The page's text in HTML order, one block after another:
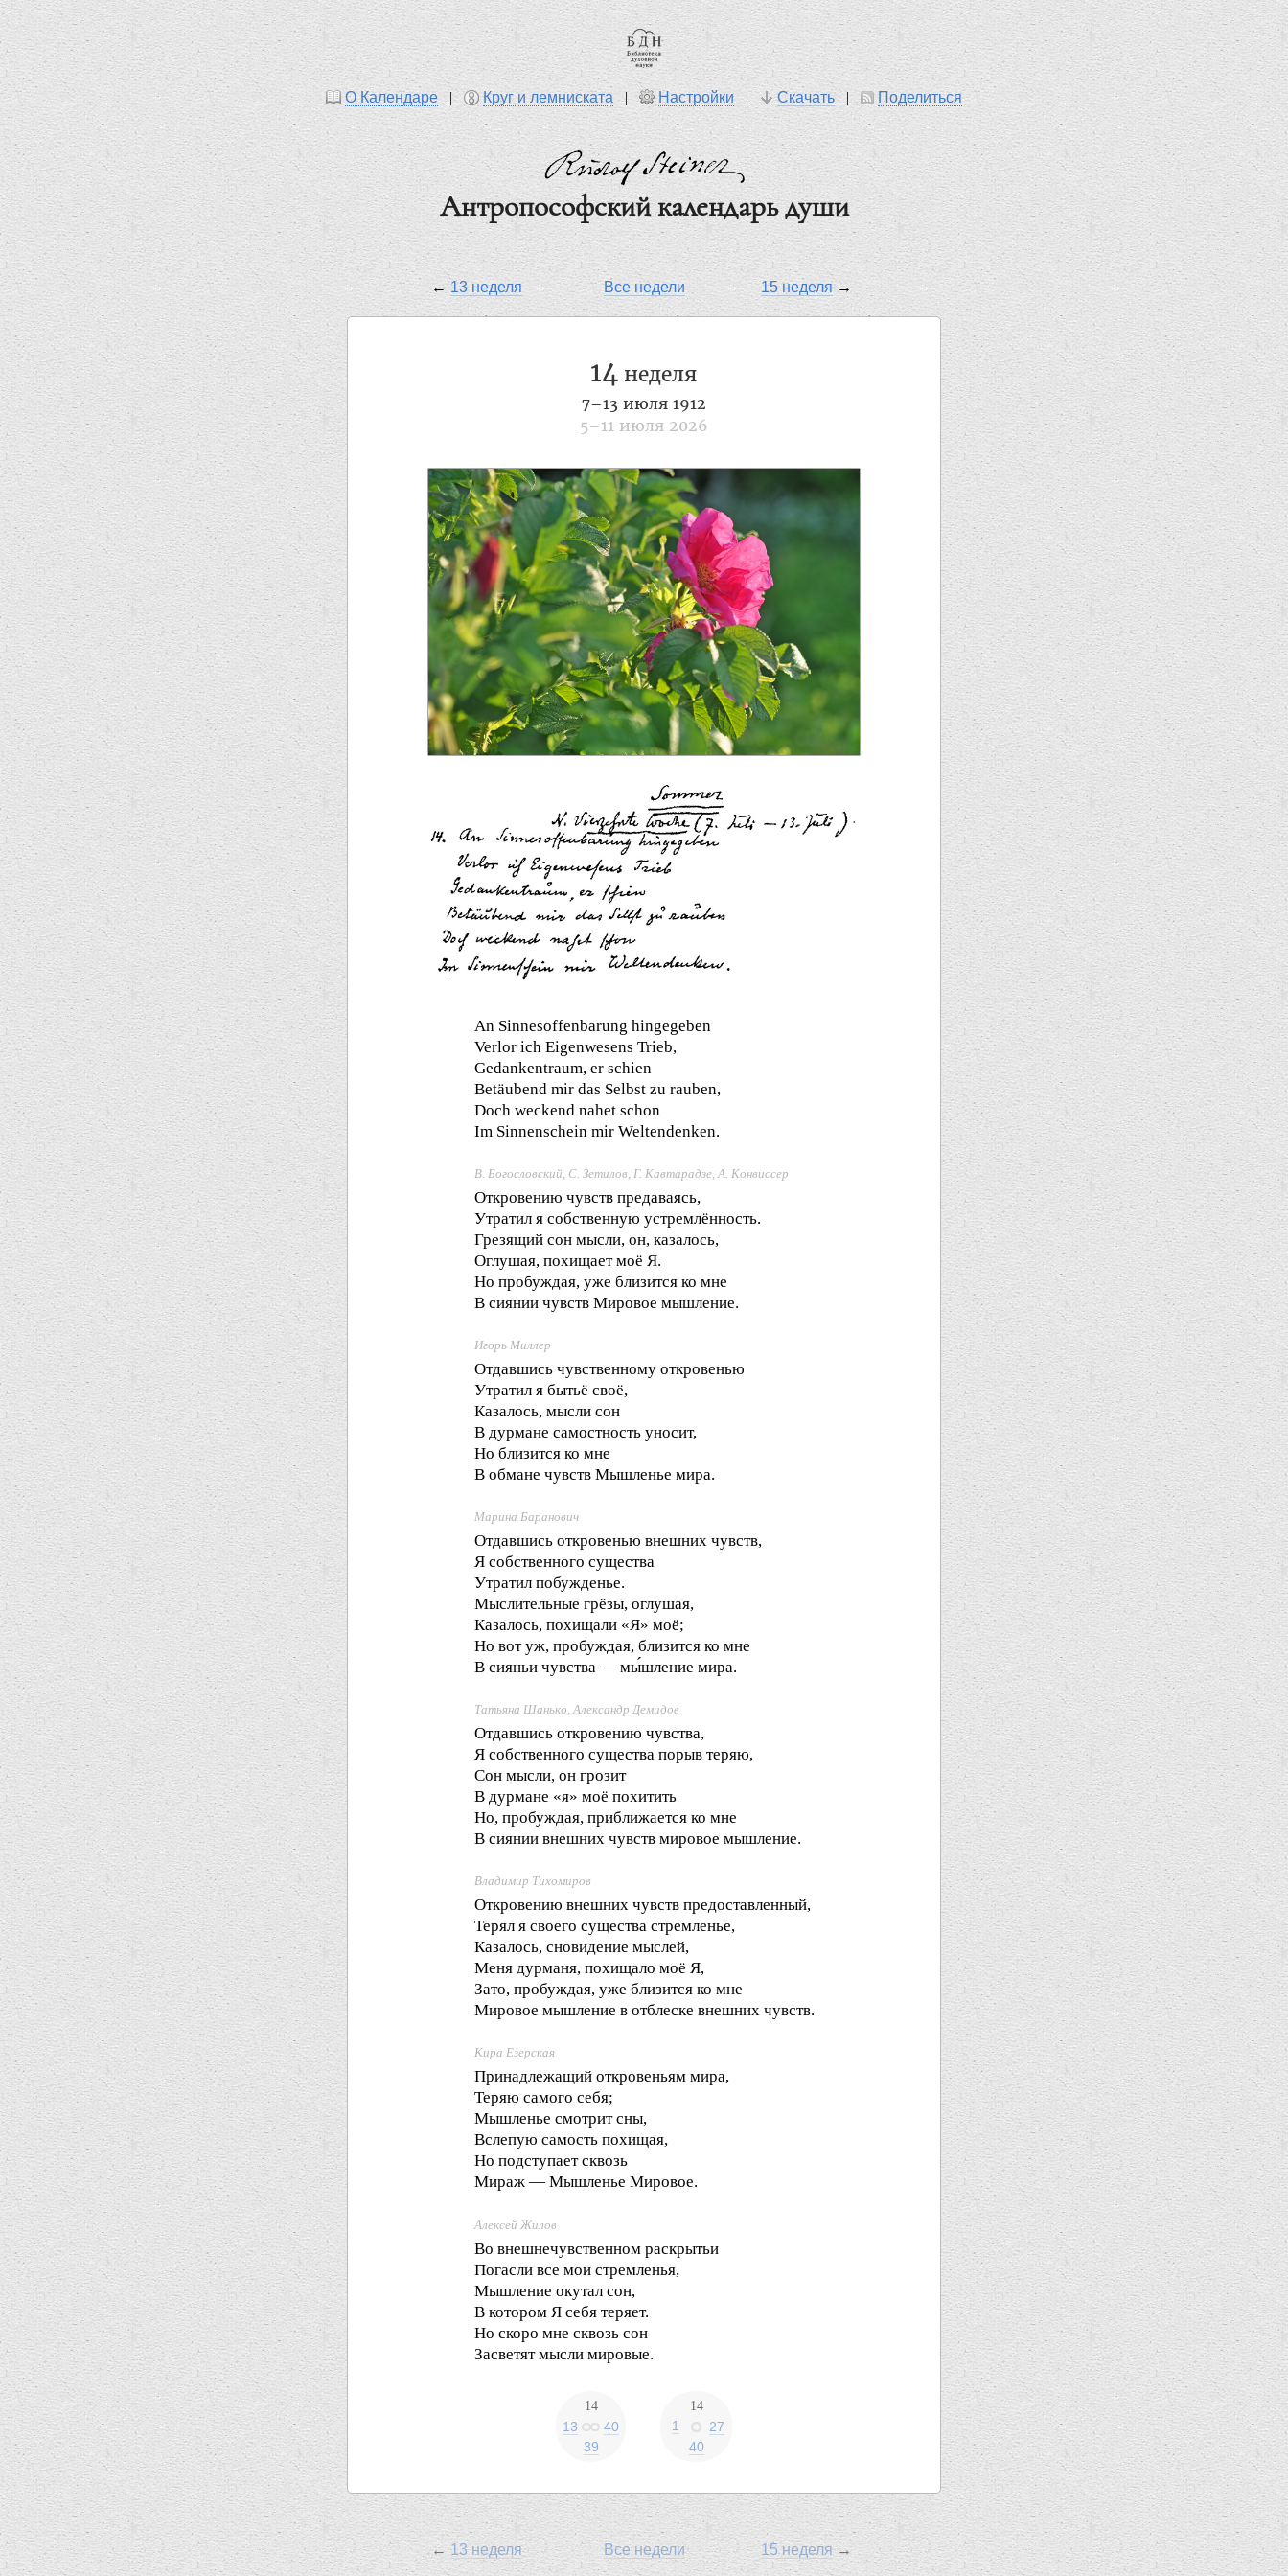
О Календаре | Круг и лемниската | Настройки| Скачать| Поделиться
Антропософский календарь души
← 13 неделя Все недели 15 неделя→
14 неделя
7–13 июля 1912
5–11 июля 2026
An Sinnesoffenbarung hingegeben
Verlor ich Eigenwesens Trieb,
Gedankentraum, er schien
Betäubend mir das Selbst zu rauben,
Doch weckend nahet schon
Im Sinnenschein mir Weltendenken.
В. Богословский, С. Зетилов, Г. Кавтарадзе, А. Конвиссер
Откровению чувств предаваясь,
Утратил я собственную устремлённость.
Грезящий сон мысли, он, казалось,
Оглушая, похищает моё Я.
Но пробуждая, уже близится ко мне
В сиянии чувств Мировое мышление.
Игорь Миллер
Отдавшись чувственному откровенью
Утратил я бытьё своё,
Казалось, мысли сон
В дурмане самостность уносит,
Но близится ко мне
В обмане чувств Мышленье мира.
Марина Баранович
Отдавшись откровенью внешних чувств,
Я собственного существа
Утратил побужденье.
Мыслительные грёзы, оглушая,
Казалось, похищали «Я» моё;
Но вот уж, пробуждая, близится ко мне
В сияньи чувства — мы́шление мира.
Татьяна Шанько, Александр Демидов
Отдавшись откровению чувства,
Я собственного существа порыв теряю,
Сон мысли, он грозит
В дурмане «я» моё похитить
Но, пробуждая, приближается ко мне
В сиянии внешних чувств мировое мышление.
Владимир Тихомиров
Откровению внешних чувств предоставленный,
Терял я своего существа стремленье,
Казалось, сновидение мыслей,
Меня дурманя, похищало моё Я,
Зато, пробуждая, уже близится ко мне
Мировое мышление в отблеске внешних чувств.
Кира Езерская
Принадлежащий откровеньям мира,
Теряю самого себя;
Мышленье смотрит сны,
Вслепую самость похищая,
Но подступает сквозь
Мираж — Мышленье Мировое.
Алексей Жилов
Во внешнечувственном раскрытьи
Погасли все мои стремленья,
Мышление окутал сон,
В котором Я себя теряет.
Но скоро мне сквозь сон
Засветят мысли мировые.
14
13
40
39
14
1
27
40
← 13 неделя Все недели 15 неделя→